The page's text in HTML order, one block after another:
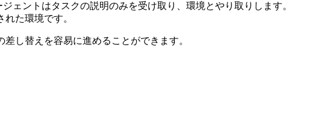
ェントはタスクの説明のみを受け取り、環境とやり取りします。
た環境です。
し替えを容易に進めることができます。